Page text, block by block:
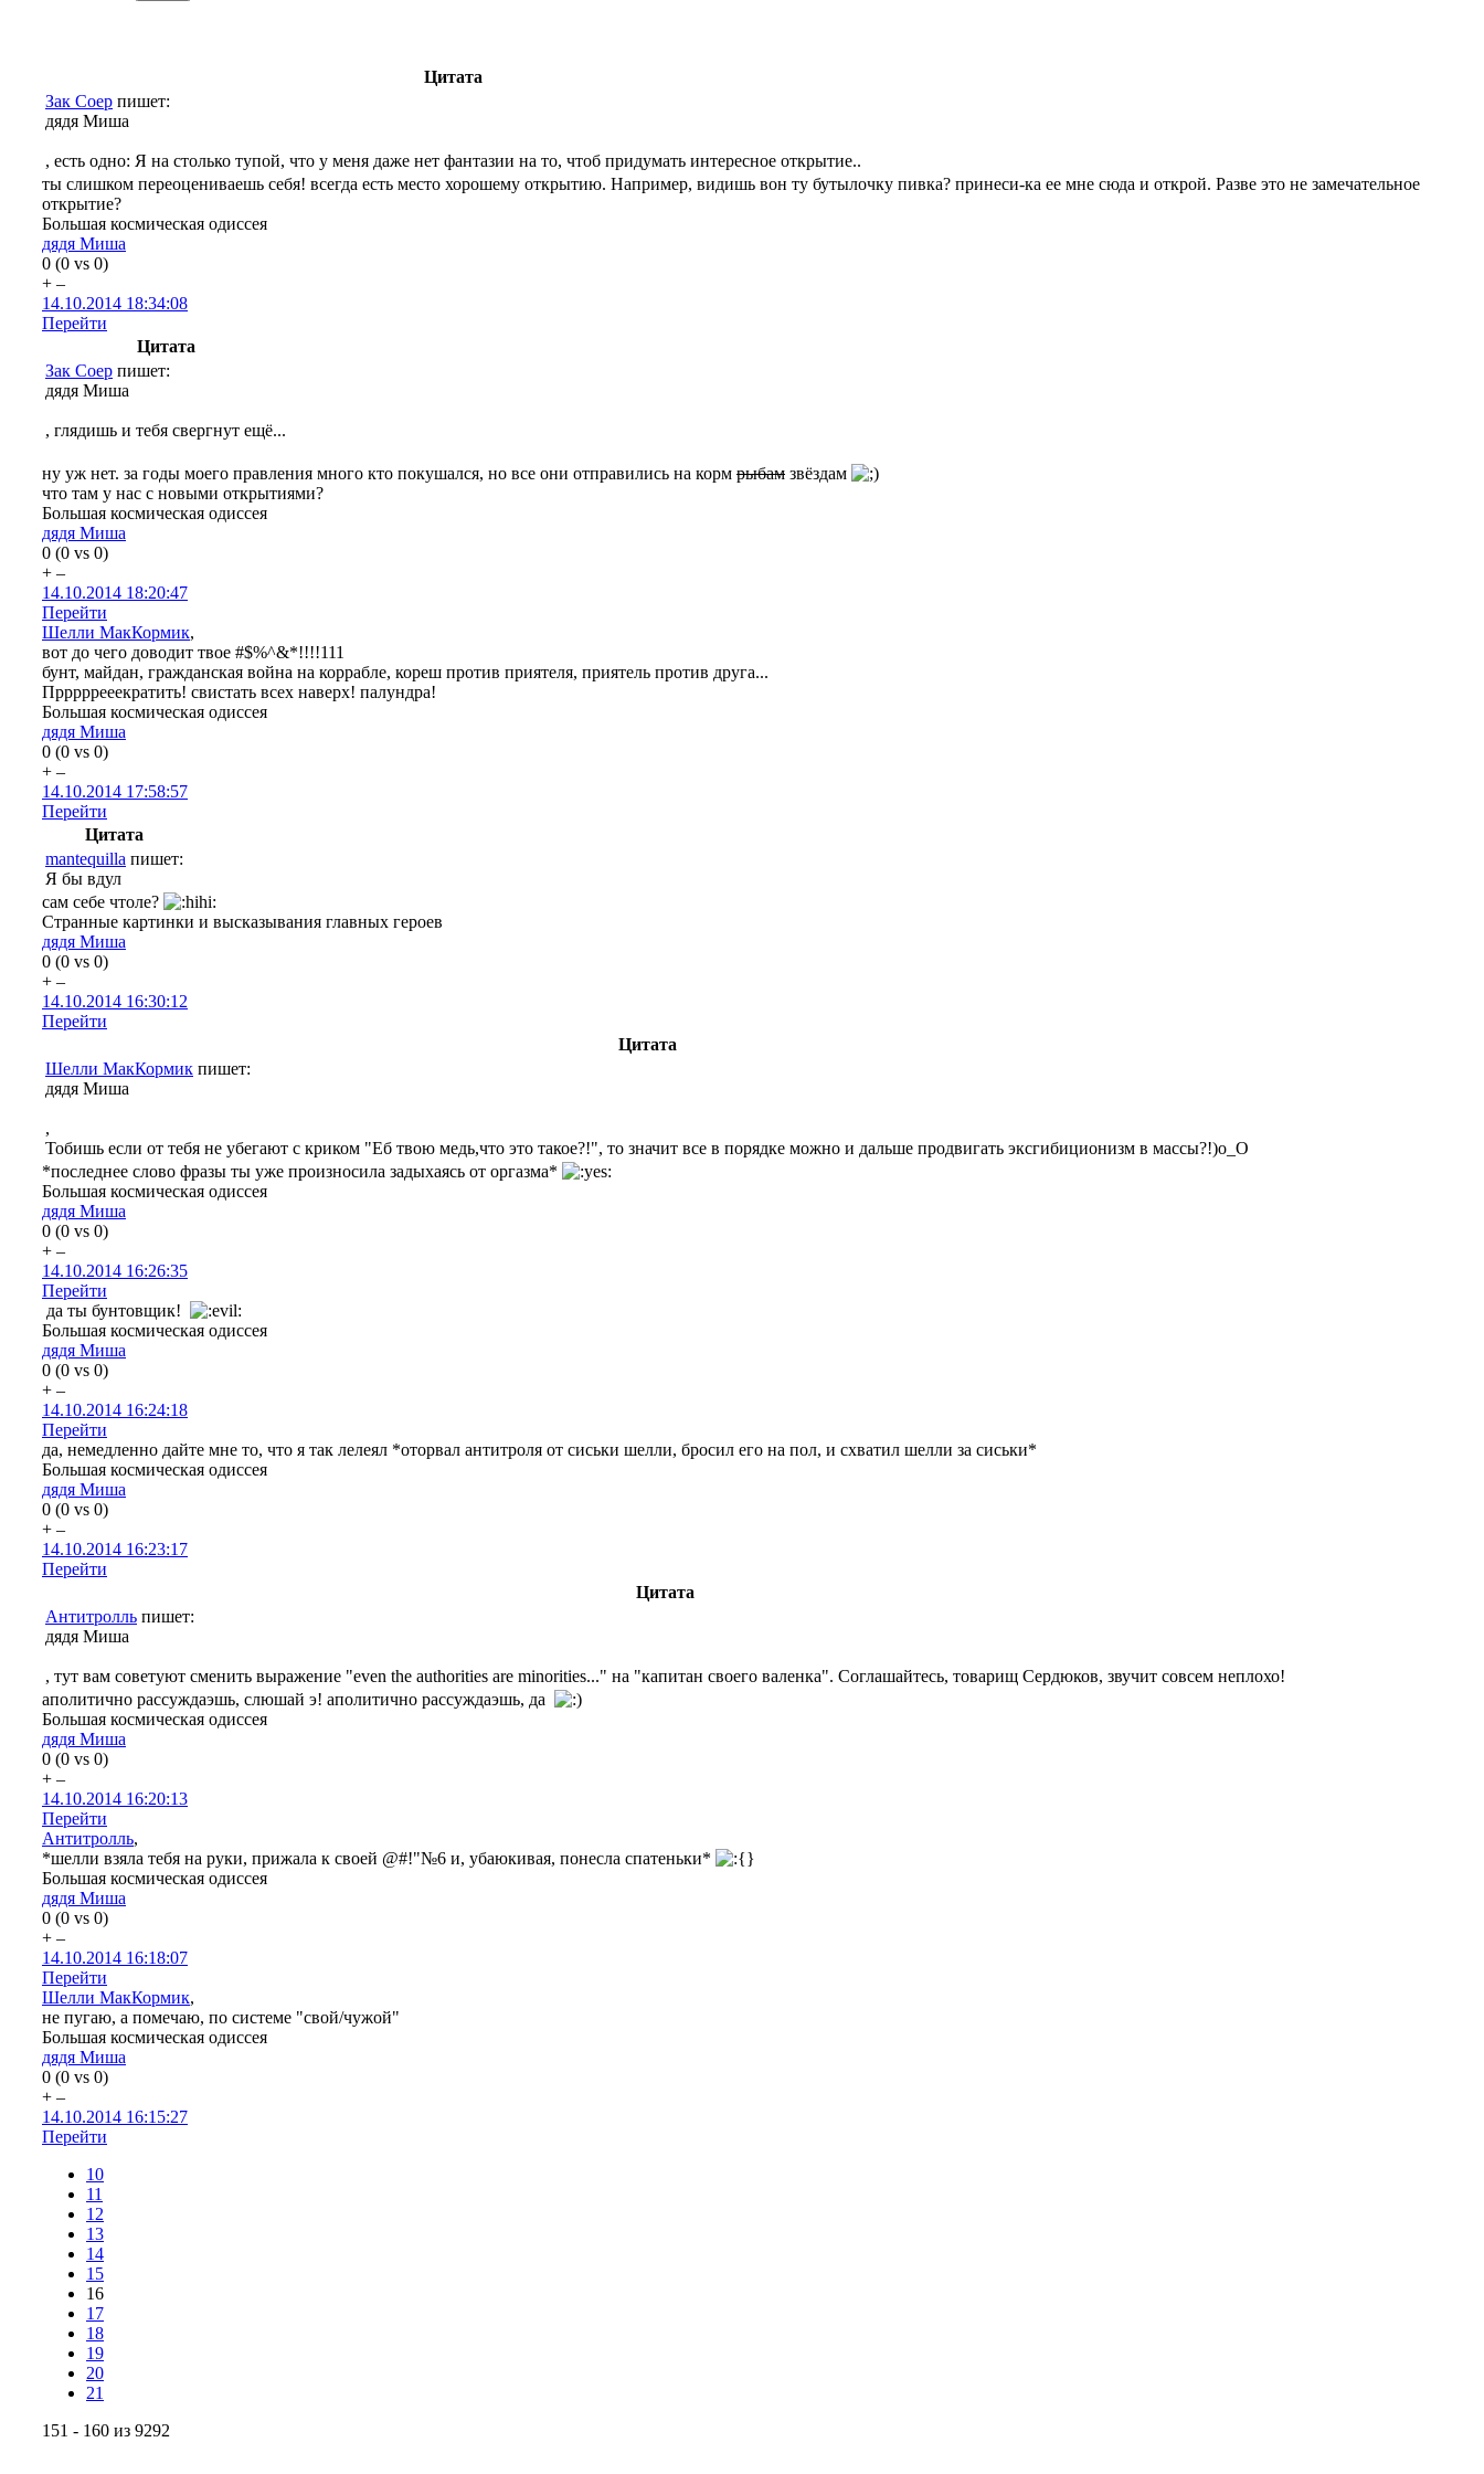
Цитата
Зак Соер пишет:
дядя Миша
, есть одно: Я на столько тупой, что у меня даже нет фантазии на то, чтоб придумать интересное открытие..
ты слишком переоцениваешь себя! всегда есть место хорошему открытию. Например, видишь вон ту бутылочку пивка? принеси-ка ее мне сюда и открой. Разве это не замечательное
открытие?
Большая космическая одиссея
дядя Миша
0 (0 vs 0)
+ –
14.10.2014 18:34:08
Перейти
Цитата
Зак Соер пишет:
дядя Миша
, глядишь и тебя свергнут ещё...
ну уж нет. за годы моего правления много кто покушался, но все они отправились на корм рыбам звёздам
что там у нас с новыми открытиями?
Большая космическая одиссея
дядя Миша
0 (0 vs 0)
+ –
14.10.2014 18:20:47
Перейти
Шелли МакКормик,
вот до чего доводит твое #$%^&*!!!!111
бунт, майдан, гражданская война на коррабле, кореш против приятеля, приятель против друга...
Прррррееекратить! свистать всех наверх! палундра!
Большая космическая одиссея
дядя Миша
0 (0 vs 0)
+ –
14.10.2014 17:58:57
Перейти
Цитата
mantequilla пишет:
Я бы вдул
сам себе чтоле?
Странные картинки и высказывания главных героев
дядя Миша
0 (0 vs 0)
+ –
14.10.2014 16:30:12
Перейти
Цитата
Шелли МакКормик пишет:
дядя Миша
,
Тобишь если от тебя не убегают с криком "Еб твою медь,что это такое?!", то значит все в порядке можно и дальше продвигать эксгибиционизм в массы?!)о_О
*последнее слово фразы ты уже произносила задыхаясь от оргазма*
Большая космическая одиссея
дядя Миша
0 (0 vs 0)
+ –
14.10.2014 16:26:35
Перейти
да ты бунтовщик!
Большая космическая одиссея
дядя Миша
0 (0 vs 0)
+ –
14.10.2014 16:24:18
Перейти
да, немедленно дайте мне то, что я так лелеял *оторвал антитроля от сиськи шелли, бросил его на пол, и схватил шелли за сиськи*
Большая космическая одиссея
дядя Миша
0 (0 vs 0)
+ –
14.10.2014 16:23:17
Перейти
Цитата
Антитролль пишет:
дядя Миша
, тут вам советуют сменить выражение "even the authorities are minorities..." на "капитан своего валенка". Соглашайтесь, товарищ Сердюков, звучит совсем неплохо!
аполитично рассуждаэшь, слюшай э! аполитично рассуждаэшь, да
Большая космическая одиссея
дядя Миша
0 (0 vs 0)
+ –
14.10.2014 16:20:13
Перейти
Антитролль,
*шелли взяла тебя на руки, прижала к своей @#!"№6 и, убаюкивая, понесла спатеньки*
Большая космическая одиссея
дядя Миша
0 (0 vs 0)
+ –
14.10.2014 16:18:07
Перейти
Шелли МакКормик,
не пугаю, а помечаю, по системе "свой/чужой"
Большая космическая одиссея
дядя Миша
0 (0 vs 0)
+ –
14.10.2014 16:15:27
Перейти
10
11
12
13
14
15
16
17
18
19
20
21
151 - 160 из 9292